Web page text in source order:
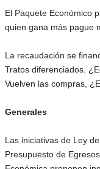
El Paquete Económico
quien gana más pague
La recaudación se
Tratos diferenciados.
Vuelven las compras,
Generales
Las iniciativas de Ley
Presupuesto de